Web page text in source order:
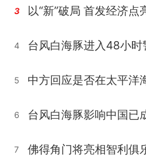
3
4 台风白海豚进入48小时
5
6 台风白海豚影响中国已
7 佛得角门将亮相智利俱